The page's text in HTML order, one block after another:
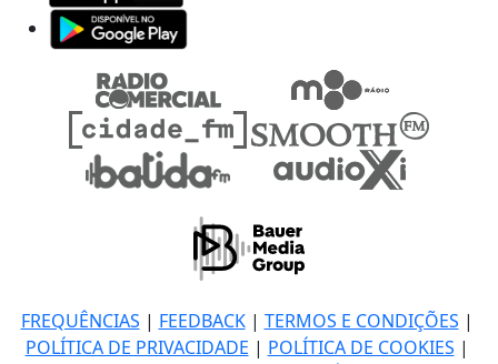
FREQUÊNCIAS | FEEDBACK| TERMOS E CONDIÇÕES |
POLÍTICA DE PRIVACIDADE | POLÍTICA DE COOKIES |